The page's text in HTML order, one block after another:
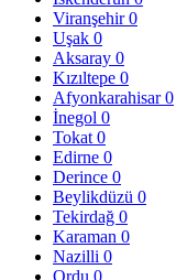
Viranşehir0
Uşak 0
Aksaray 0
Kızıltepe 0
Afyonkarahisar0
İnegol 0
Tokat 0
Edirne 0
Derince 0
Beylikdüzü 0
Tekirdağ 0
Karaman 0
Nazilli 0
Ordu 0